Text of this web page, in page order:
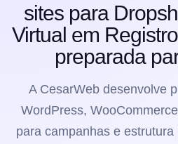
sites para
Virtual em
preparada
A CesarWeb desenvolve
WordPress,
para campanhas e